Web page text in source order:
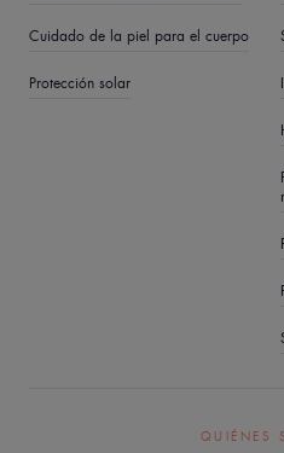
Cuidado de la piel para el cuerpo
Protección solar
QUIÉNES